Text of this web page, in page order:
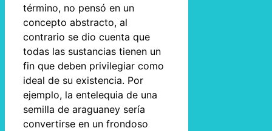
término, no pensó en un
concepto abstracto, al
contrario se dio cuenta que
todas las sustancias tienen un
fin que deben privilegiar como
ideal de su existencia. Por
ejemplo, la entelequia de una
semilla de araguaney sería
convertirse en un frondoso